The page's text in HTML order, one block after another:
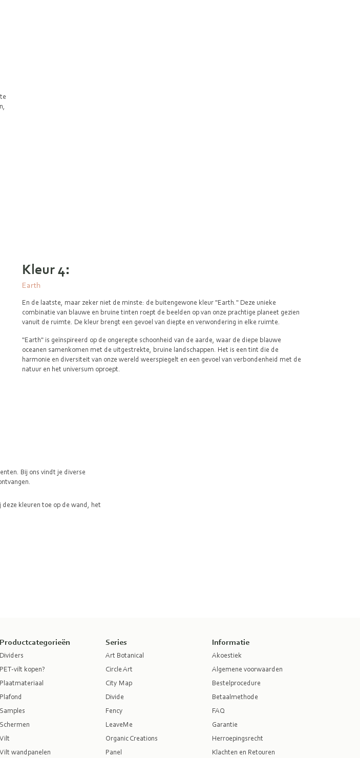
Kleur 4:
Earth
En de laatste, maar zeker niet de minste: de buitengewone kleur "Earth." Deze unieke
combinatie van blauwe en bruine tinten roept de beelden op van onze prachtige planeet gezien
vanuit de ruimte. De kleur brengt een gevoel van diepte en verwondering in elke ruimte.
"Earth" is geïnspireerd op de ongerepte schoonheid van de aarde, waar de diepe blauwe
oceanen samenkomen met de uitgestrekte, bruine landschappen. Het is een tint die de
harmonie en diversiteit van onze wereld weerspiegelt en een gevoel van verbondenheid met de
natuur en het universum oproept.
Bij ons vindt je diverse
kleuren toe op de wand, het
Productcategorieën
Dividers
PET-vilt kopen?
Plaatmateriaal
Plafond
Samples
Schermen
Vilt
Vilt wandpanelen
Series
Art Botanical
Circle Art
City Map
Divide
Fency
LeaveMe
Organic Creations
Panel
Informatie
Akoestiek
Algemene voorwaarden
Bestelprocedure
Betaalmethode
FAQ
Garantie
Herroepingsrecht
Klachten en Retouren